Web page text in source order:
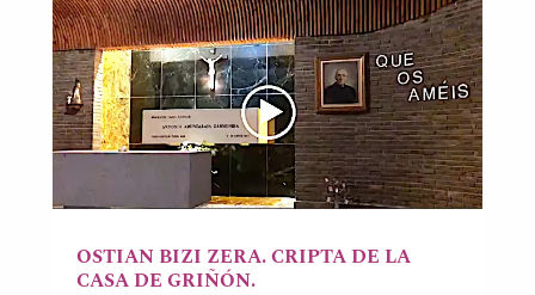
OSTIAN BIZI ZERA. CRIPTA DE LA
CASA DE GRIÑÓN.